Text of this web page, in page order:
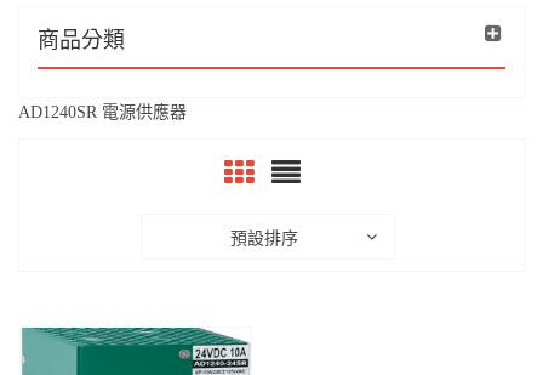
商品分類
AD1240SR 電源供應器
預設排序